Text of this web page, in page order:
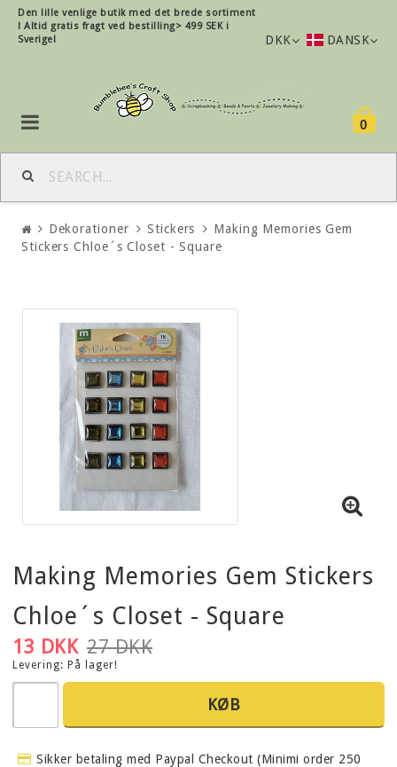
Den lille venlige butik med det brede sortiment
! Altid gratis fragt ved bestilling> 499 SEK i
Sverige!
DKK DANSK
0
Dekorationer Stickers
Making Memories Gem
Stickers Chloe´s Closet - Square
Making Memories Gem Stickers
Chloe´s Closet - Square
27 DKK
13 DKK
Levering: På lager!
KØB
Sikker betaling med Paypal Checkout (Minimi order 250